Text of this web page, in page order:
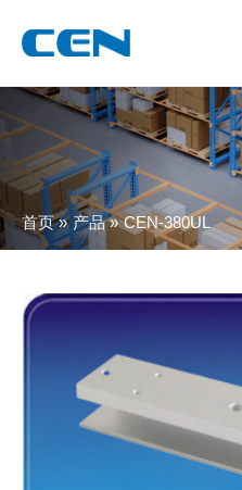
容
首页 产品 CEN-380UL